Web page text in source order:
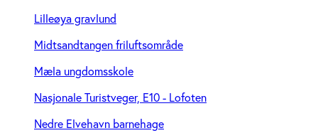
Lilleøya gravlund
Midtsandtangen friluftsområde
Mæla ungdomsskole
Nasjonale Turistveger, E10 - Lofoten
Nedre Elvehavn barnehage